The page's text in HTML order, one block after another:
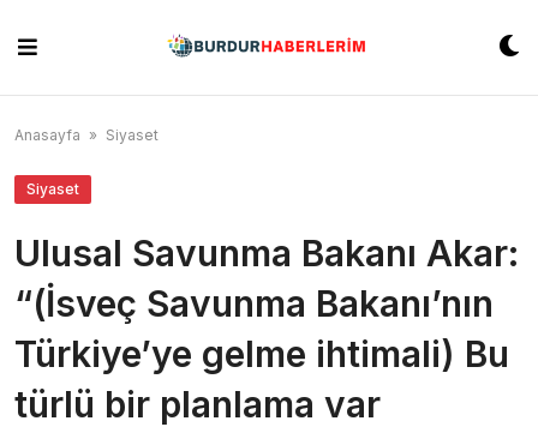
content
Anasayfa » Siyaset
Siyaset
Ulusal Savunma Bakanı Akar:
“(İsveç Savunma Bakanı’nın
Türkiye’ye gelme ihtimali) Bu
türlü bir planlama var